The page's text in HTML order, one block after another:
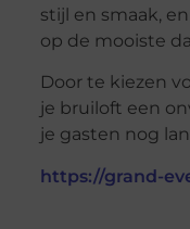
stijl en smaak,
op de mooiste
Door te kiezen
je bruiloft een
je gasten nog
https://grand-